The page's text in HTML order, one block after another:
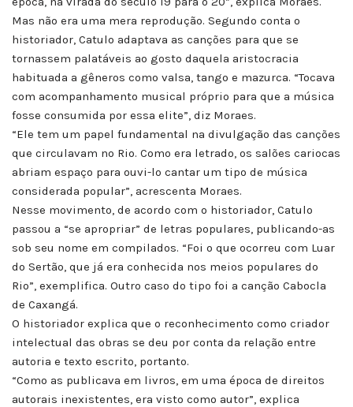
Mas não era uma mera reprodução. Segundo conta o
historiador, Catulo adaptava as canções para que se
tornassem palatáveis ao gosto daquela aristocracia
habituada a gêneros como valsa, tango e mazurca. “Tocava
com acompanhamento musical próprio para que a música
fosse consumida por essa elite”, diz Moraes.
“Ele tem um papel fundamental na divulgação das canções
que circulavam no Rio. Como era letrado, os salões cariocas
abriam espaço para ouvi-lo cantar um tipo de música
considerada popular”, acrescenta Moraes.
Nesse movimento, de acordo com o historiador, Catulo
passou a “se apropriar” de letras populares, publicando-as
sob seu nome em compilados. “Foi o que ocorreu com Luar
do Sertão, que já era conhecida nos meios populares do
Rio”, exemplifica. Outro caso do tipo foi a canção Cabocla
de Caxangá.
O historiador explica que o reconhecimento como criador
intelectual das obras se deu por conta da relação entre
autoria e texto escrito, portanto.
“Como as publicava em livros, em uma época de direitos
autorais inexistentes, era visto como autor”, explica